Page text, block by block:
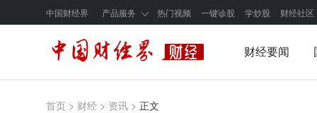
中国财经界 产品服务 热门视频 一键诊股 学炒股 财经社区
财经要闻
首页 > 财经 > 资讯 > 正文